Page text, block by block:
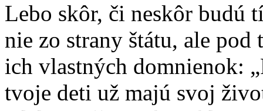
Lebo skôr, či neskôr
nie zo strany štátu, ale
ich vlastných domnienok:
tvoje deti už majú svoj